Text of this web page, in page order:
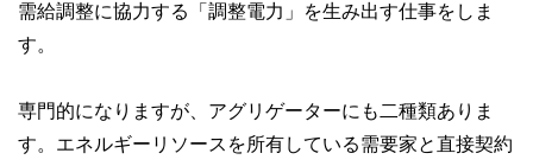
需給調整に協力する「調整電力」を生み出す仕事をしま
す。
専門的になりますが、アグリゲーターにも二種類ありま
す。エネルギーリソースを所有している需要家と直接契約